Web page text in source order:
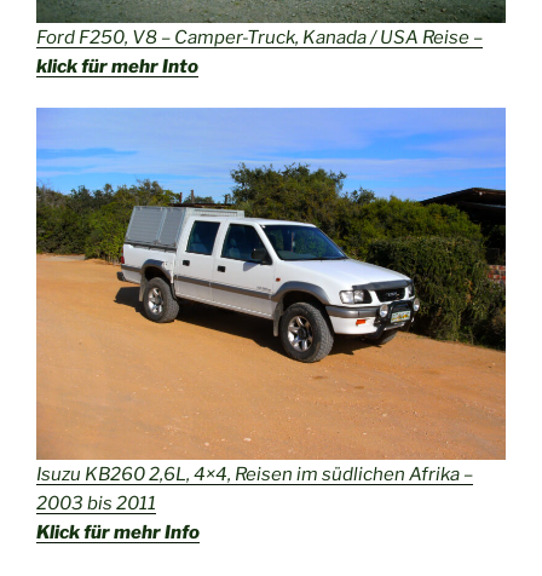
Ford F250, V8 – Camper-Truck, Kanada / USA Reise –
klick für mehr Into
Isuzu KB260 2,6L, 4×4, Reisen im südlichen Afrika –
2003 bis 2011
Klick für mehr Info